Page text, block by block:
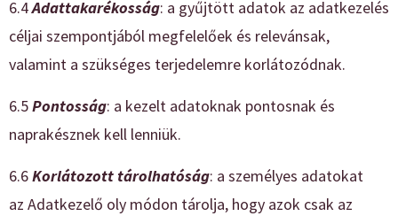
6.4Adattakarékosság: a gyűjtött adatok az adatkezelés
céljai szempontjából megfelelőek és relevánsak,
valamint a szükséges terjedelemre korlátozódnak.
6.5Pontosság: a kezelt adatoknak pontosnak és
naprakésznek kell lenniük.
6.6Korlátozott tárolhatóság: a személyes adatokat
az Adatkezelő oly módon tárolja, hogy azok csak az